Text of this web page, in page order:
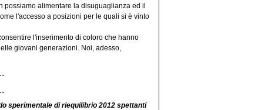
alimentare la disuguaglianza ed il
l'accesso a posizioni per le quali si è vinto
l'inserimento di coloro che hanno
giovani generazioni. Noi, adesso,
sperimentale di riequilibrio 2012 spettanti